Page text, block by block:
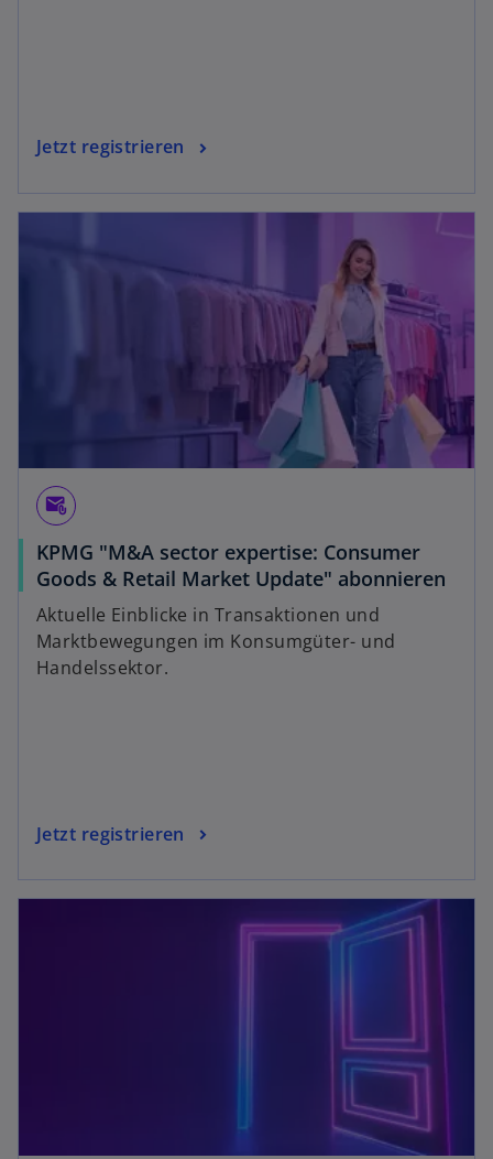
Jetzt registrieren
attach_email
KPMG "M&A sector expertise: Consumer
Goods & Retail Market Update" abonnieren
Aktuelle Einblicke in Transaktionen und
Marktbewegungen im Konsumgüter- und
Handelssektor.
Jetzt registrieren